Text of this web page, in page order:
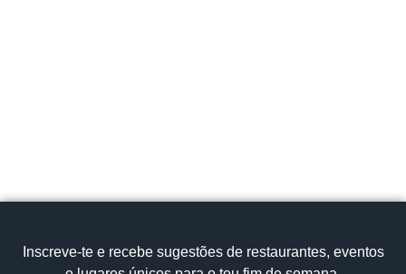
Inscreve‑te e recebe sugestões de restaurantes, eventos